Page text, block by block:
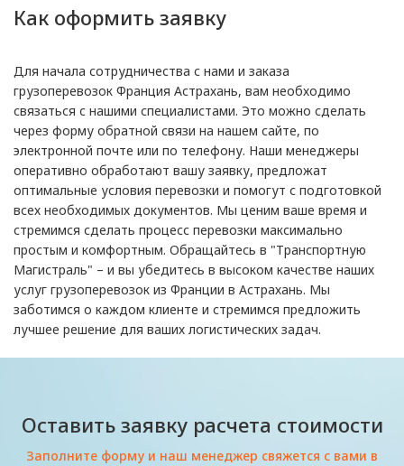
Как оформить заявку
Для начала сотрудничества с нами и заказа
грузоперевозок Франция Астрахань, вам необходимо
связаться с нашими специалистами. Это можно сделать
через форму обратной связи на нашем сайте, по
электронной почте или по телефону. Наши менеджеры
оперативно обработают вашу заявку, предложат
оптимальные условия перевозки и помогут с подготовкой
всех необходимых документов. Мы ценим ваше время и
стремимся сделать процесс перевозки максимально
простым и комфортным. Обращайтесь в "Транспортную
Магистраль" – и вы убедитесь в высоком качестве наших
услуг грузоперевозок из Франции в Астрахань. Мы
заботимся о каждом клиенте и стремимся предложить
лучшее решение для ваших логистических задач.
Оставить заявку расчета стоимости
Заполните форму и наш менеджер свяжется с вами в